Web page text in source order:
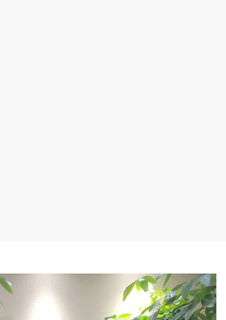
细度均匀，pH值中性无毒，混合均匀